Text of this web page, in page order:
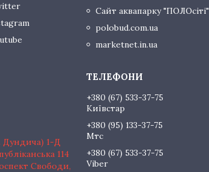
Сайт аквапарку "ПОЛОсіті"
polobud.com.ua
marketnet.in.ua
Дундича) 1-Д
114
Свободи,
+380 (67) 533-37-75
Київстар
+380 (95) 133-37-75
Мтс
+380 (67) 533-37-75
Viber